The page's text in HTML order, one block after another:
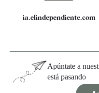
ia.elindependiente.com
Apúntate a
está pasando